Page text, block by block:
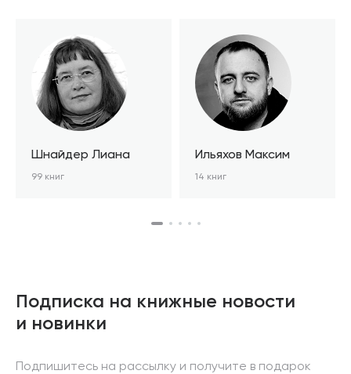
Шнайдер Лиана
99 книг
Ильяхов Максим
14 книг
Подписка на книжные новости
и новинки
Подпишитесь на рассылку и получите в подарок